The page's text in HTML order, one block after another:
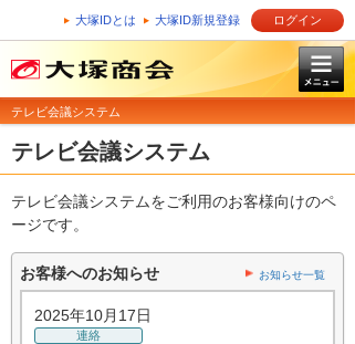
大塚IDとは 大塚ID新規登録 ログイン
テレビ会議システム
テレビ会議システム
テレビ会議システムをご利用のお客様向けのペ
ージです。
お客様へのお知らせ お知らせ一覧
2025年10月17日
連絡